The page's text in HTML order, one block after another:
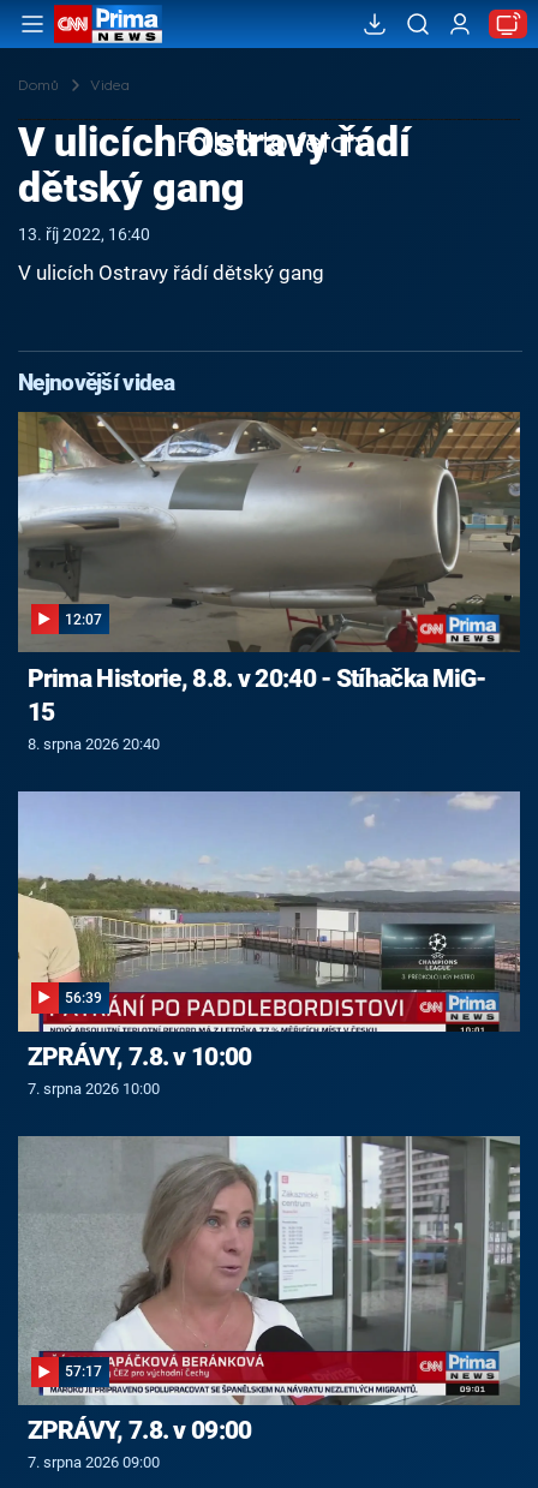
Domů Videa
Failed to fetch
V ulicích Ostravy řádí
dětský gang
13. říj 2022, 16:40
V ulicích Ostravy řádí dětský gang
Nejnovější videa
12:07
Prima Historie, 8.8. v 20:40 - Stíhačka MiG-
15
8. srpna 2026 20:40
56:39
ZPRÁVY, 7.8. v 10:00
7. srpna 2026 10:00
57:17
ZPRÁVY, 7.8. v 09:00
7. srpna 2026 09:00